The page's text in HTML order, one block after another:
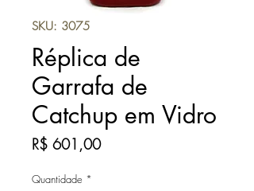
SKU: 3075
Réplica de
Garrafa de
Catchup em Vidro
R$ 601,00Preço
Quantidade *